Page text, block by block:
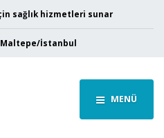
sağlık hizmetleri sunar
Maltepe/İstanbul
MENÜ